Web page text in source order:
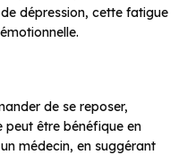
dépression, cette fatigue
de se reposer,
peut être bénéfique en
médecin, en suggérant